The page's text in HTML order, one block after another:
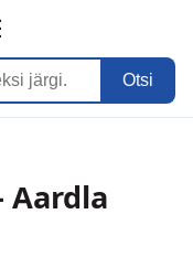
Otsi
Aardla